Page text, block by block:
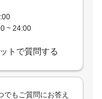
~ 24:00
トで質問する
でもご質問にお答え